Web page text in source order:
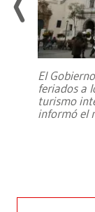
El
feriados a
turismo
informó el